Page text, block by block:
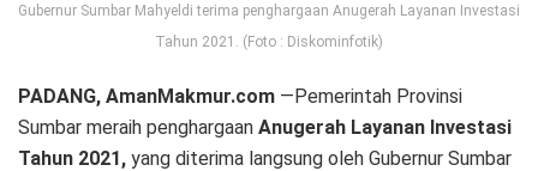
Gubernur Sumbar Mahyeldi terima penghargaan Anugerah Layanan Investasi
Tahun 2021. (Foto : Diskominfotik)
PADANG, AmanMakmur.com —Pemerintah Provinsi
Sumbar meraih penghargaan Anugerah Layanan Investasi
Tahun 2021, yang diterima langsung oleh Gubernur Sumbar